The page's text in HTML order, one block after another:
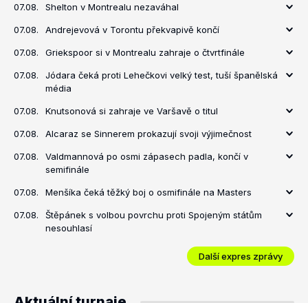
07.08. Shelton v Montrealu nezaváhal
07.08. Andrejevová v Torontu překvapivě končí
07.08. Griekspoor si v Montrealu zahraje o čtvrtfinále
07.08.
Jódara čeká proti Lehečkovi velký test, tuší španělská
média
07.08. Knutsonová si zahraje ve Varšavě o titul
07.08. Alcaraz se Sinnerem prokazují svoji výjimečnost
07.08.
Valdmannová po osmi zápasech padla, končí v
semifinále
07.08. Menšíka čeká těžký boj o osmifinále na Masters
07.08.
Štěpánek s volbou povrchu proti Spojeným státům
nesouhlasí
Další expres zprávy